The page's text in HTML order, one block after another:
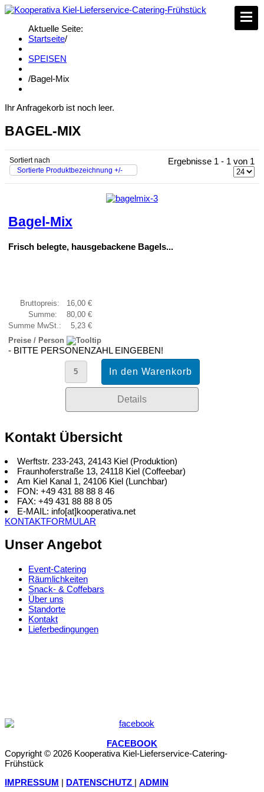
Aktuelle Seite:
Startseite/
SPEISEN
/Bagel-Mix
Ihr Anfragekorb ist noch leer.
BAGEL-MIX
Sortiert nach
Sortierte Produktbezeichnung +/-
Ergebnisse 1 - 1 von 1
Bagel-Mix
Frisch belegte, hausgebackene Bagels...
Bruttopreis:
16,00 €
Summe:
80,00 €
Summe MwSt.:
5,23 €
Preise / Person
- BITTE PERSONENZAHL EINGEBEN!
Details
Kontakt Übersicht
Werftstr. 233-243, 24143 Kiel (Produktion)
Fraunhoferstraße 13, 24118 Kiel (Coffeebar)
Am Kiel Kanal 1, 24106 Kiel (Lunchbar)
FON: +49 431 88 88 8 46
FAX: +49 431 88 88 8 05
E-MAIL: info[at]kooperativa.net
KONTAKTFORMULAR
Unser Angebot
Event-Catering
Räumlichkeiten
Snack- & Coffebars
Über uns
Standorte
Kontakt
Lieferbedingungen
FACEBOOK
Copyright © 2026 Kooperativa Kiel-Lieferservice-Catering-
Frühstück
IMPRESSUM | DATENSCHUTZ | ADMIN